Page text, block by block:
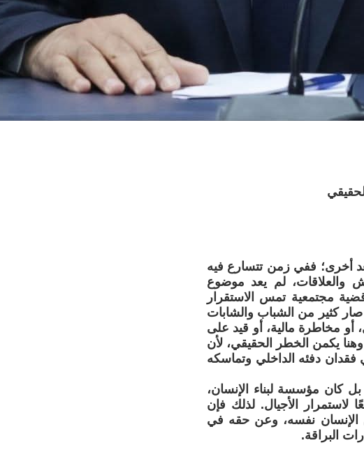
أخرى؛ ففي زمن تتسارع فيه
والعلاقات، لم يعد موضوع
مجتمعية تمس الاستقرار
صار كثير من الشباب والشابات
أو مخاطرة مالية، أو قيد على
يكمن الخطر الحقيقي، لأن
فقدان دفئه الداخلي وتماسكه
كان مؤسسة لبناء الإنسان،
لاستمرار الأجيال. لذلك فإن
الإنسان نفسه، وعن حقه في
البراقة.